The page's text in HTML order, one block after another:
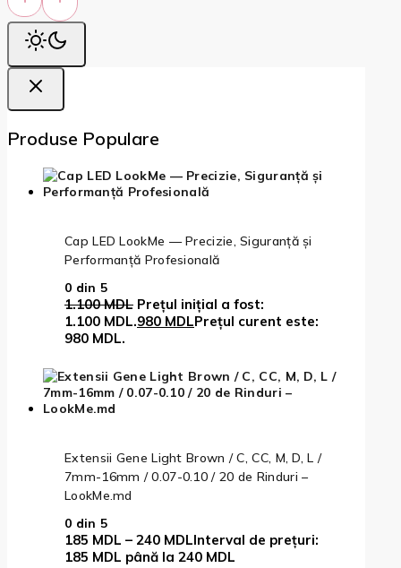
Produse Populare
Cap LED LookMe — Precizie, Siguranță și
Performanță Profesională
0 din 5
1.100MDL Prețul inițial a fost:
1.100 MDL.980 MDLPrețul curent este:
980 MDL.
Extensii Gene Light Brown / C, CC, M, D, L /
7mm-16mm / 0.07-0.10 / 20 de Rinduri –
LookMe.md
0 din 5
185 MDL – 240 MDLInterval de prețuri:
185 MDL până la 240 MDL